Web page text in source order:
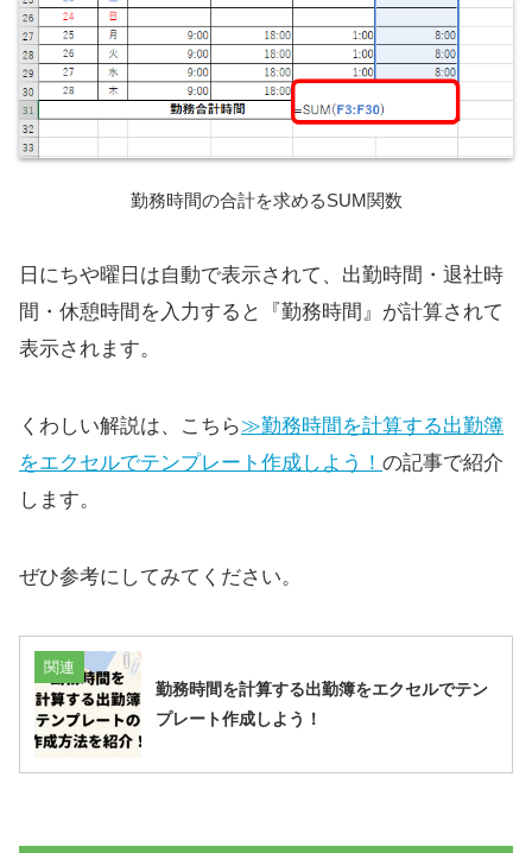
勤務時間の合計を求めるSUM関数
日にちや曜日は自動で表示されて、出勤時間・退社時
間・休憩時間を入力すると『勤務時間』が計算されて
表示されます。
くわしい解説は、こちら≫勤務時間を計算する出勤簿
をエクセルでテンプレート作成しよう！ の記事で紹介
します。
ぜひ参考にしてみてください。
関連
勤務時間を計算する出勤簿をエクセルでテン
プレート作成しよう！